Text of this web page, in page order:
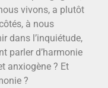
vivons, a plutôt
à nous
dans l’inquiétude,
parler d’harmonie
anxiogène ? Et
?